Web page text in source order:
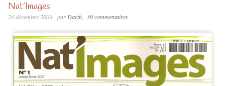
Nat’Images
24 décembre 2009 parDarth 30 commentaires